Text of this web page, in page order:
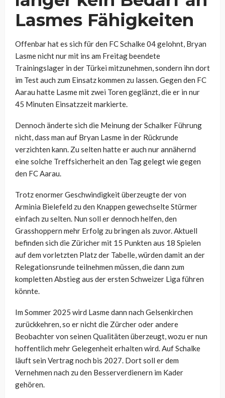
Lasmes Fähigkeiten
Offenbar hat es sich für den FC Schalke 04 gelohnt, Bryan
Lasme nicht nur mit ins am Freitag beendete
Trainingslager in der Türkei mitzunehmen, sondern ihn dort
im Test auch zum Einsatz kommen zu lassen. Gegen den FC
Aarau hatte Lasme mit zwei Toren geglänzt, die er in nur
45 Minuten Einsatzzeit markierte.
Dennoch änderte sich die Meinung der Schalker Führung
nicht, dass man auf Bryan Lasme in der Rückrunde
verzichten kann. Zu selten hatte er auch nur annähernd
eine solche Treffsicherheit an den Tag gelegt wie gegen
den FC Aarau.
Trotz enormer Geschwindigkeit überzeugte der von
Arminia Bielefeld zu den Knappen gewechselte Stürmer
einfach zu selten. Nun soll er dennoch helfen, den
Grasshoppern mehr Erfolg zu bringen als zuvor. Aktuell
befinden sich die Züricher mit 15 Punkten aus 18 Spielen
auf dem vorletzten Platz der Tabelle, würden damit an der
Relegationsrunde teilnehmen müssen, die dann zum
kompletten Abstieg aus der ersten Schweizer Liga führen
könnte.
Im Sommer 2025 wird Lasme dann nach Gelsenkirchen
zurückkehren, so er nicht die Zürcher oder andere
Beobachter von seinen Qualitäten überzeugt, wozu er nun
hoffentlich mehr Gelegenheit erhalten wird. Auf Schalke
läuft sein Vertrag noch bis 2027. Dort soll er dem
Vernehmen nach zu den Besserverdienern im Kader
gehören.